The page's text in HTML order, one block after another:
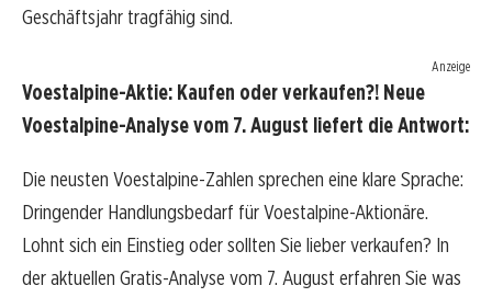
Geschäftsjahr tragfähig sind.
Anzeige
Voestalpine-Aktie: Kaufen oder verkaufen?! Neue
Voestalpine-Analyse vom 7. August liefert die Antwort:
Die neusten Voestalpine-Zahlen sprechen eine klare Sprache:
Dringender Handlungsbedarf für Voestalpine-Aktionäre.
Lohnt sich ein Einstieg oder sollten Sie lieber verkaufen? In
der aktuellen Gratis-Analyse vom 7. August erfahren Sie was